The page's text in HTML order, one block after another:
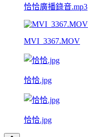
恰恰廣播錄音.mp3
MVI_3367.MOV
恰恰.jpg
恰恰.jpg